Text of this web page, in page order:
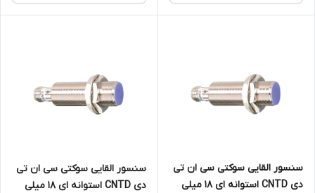
سنسور القایی سوکتی سی ان تی
دی CNTD استوانه ای 18 میلی
سنسور القایی سوکتی سی ان تی
دی CNTD استوانه ای 18 میلی